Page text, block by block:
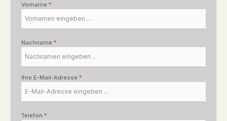
Vorname *
Nachname *
Ihre E-Mail-Adresse *
Telefon *